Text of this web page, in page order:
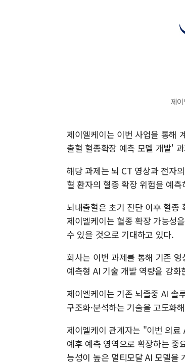
제
제이엘케이는 이번 사업을 통해
출혈 혈종확장 예측 모델 개발'
해당 과제는 뇌 CT 영상과 전자
혈 환자의 혈종 확장 위험을 예
뇌내출혈은 초기 진단 이후 혈종
제이엘케이는 혈종 확장 가능성
수 있을 것으로 기대하고 있다.
회사는 이번 과제를 통해 기존
예측형 AI 기술 개발 역량을 강화
제이엘케이는 기존 뇌졸중 AI 솔
구조화·분석하는 기술을 고도화
제이엘케이 관계자는 "이번 의
예후 예측 영역으로 확장하는
능성이 높은 멀티모달 AI 모델을